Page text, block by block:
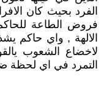
الفرد بحيث كان
فروض الطاعة
الالهة , واي حاكم
لاخضاع الشعوب
التمرد في اي